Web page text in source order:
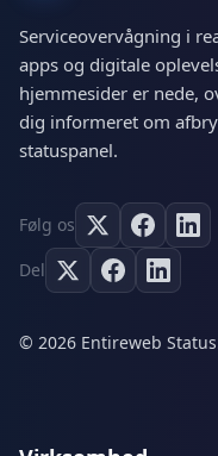
Serviceovervågning i
apps og digitale
hjemmesider er nede,
dig informeret om
statuspanel.
Følg os
Del
© 2026 Entireweb